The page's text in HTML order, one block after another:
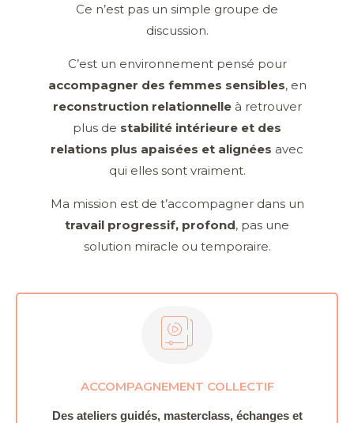
Ce n’est pas un simple groupe de
discussion.
C’est un environnement pensé pour
accompagner des femmes sensibles, en
reconstruction relationnelleà retrouver
plus de stabilité intérieure et des
relations plus apaisées et alignées avec
qui elles sont vraiment.
Ma mission est de t’accompagner dans un
travail progressif, profond, pas une
solution miracle ou temporaire.
ACCOMPAGNEMENT COLLECTIF
Des ateliers guidés, masterclass, échanges et